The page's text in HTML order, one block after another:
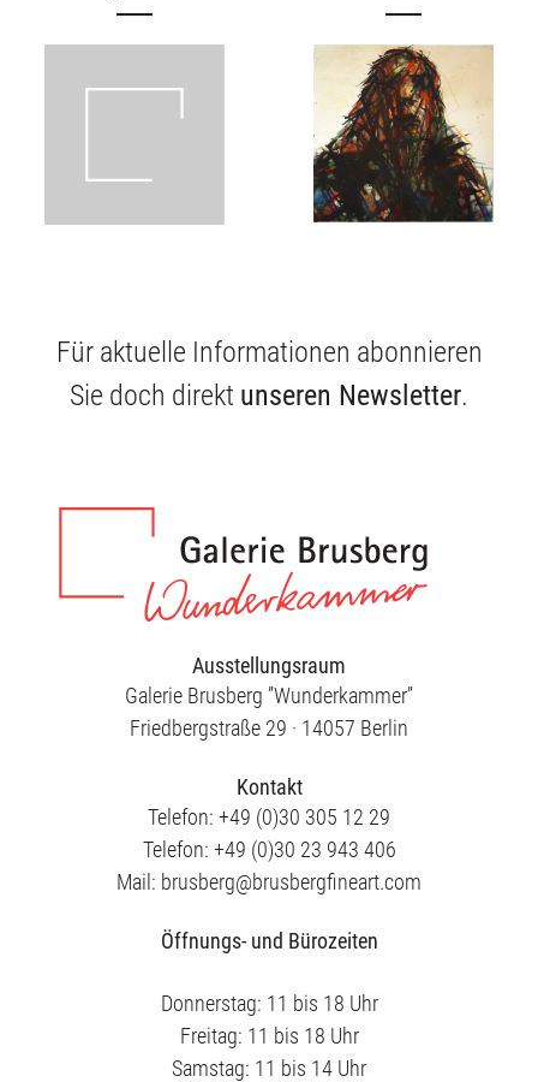
Aktuelles
Über uns
English
Für aktuelle Informationen abonnieren
Sie doch direkt unseren Newsletter.
Ausstellungsraum
Galerie Brusberg ”Wunderkammer”
Friedbergstraße 29 · 14057 Berlin
Kontakt
Telefon: +49 (0)30 305 12 29
Telefon: +49 (0)30 23 943 406
Mail: brusberg@brusbergfineart.com
Öffnungs- und Bürozeiten
Donnerstag: 11 bis 18 Uhr
Freitag: 11 bis 18 Uhr
Samstag: 11 bis 14 Uhr